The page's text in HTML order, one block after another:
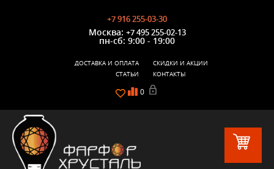
+7 916 255-03-30
Москва: +7 495 255-02-13
пн-сб: 9:00 - 19:00
0
ДОСТАВКА И ОПЛАТА
СКИДКИ И АКЦИИ
СТАТЬИ
КОНТАКТЫ